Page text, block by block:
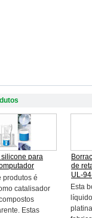
silicone para
produtos é
catalisador
Estas
de
UL-
Esta